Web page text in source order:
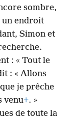
sombre,
un endroit
Simon et
: « Tout le
: « Allons
je prêche
venu+. »
de toute la